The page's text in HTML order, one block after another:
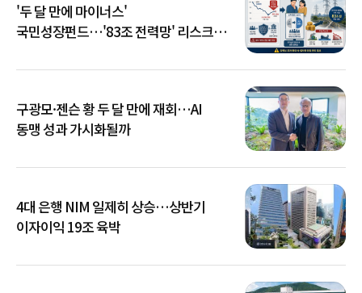
'두 달 만에 마이너스'
국민성장펀드…'83조 전력망' 리스크
구광모·젠슨 황 두 달 만에 재회…AI
동맹 성과 가시화될까
4대 은행 NIM 일제히 상승…상반기
이자이익 19조 육박